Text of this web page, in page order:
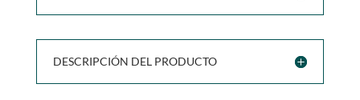
DESCRIPCIÓN DEL PRODUCTO